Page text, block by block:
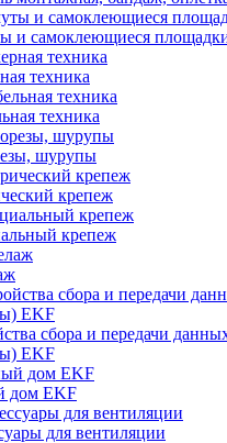
и самоклеющиеся
техника
техника
шурупы
крепеж
крепеж
сбора и передачи
EKF
дом EKF
для вентиляции